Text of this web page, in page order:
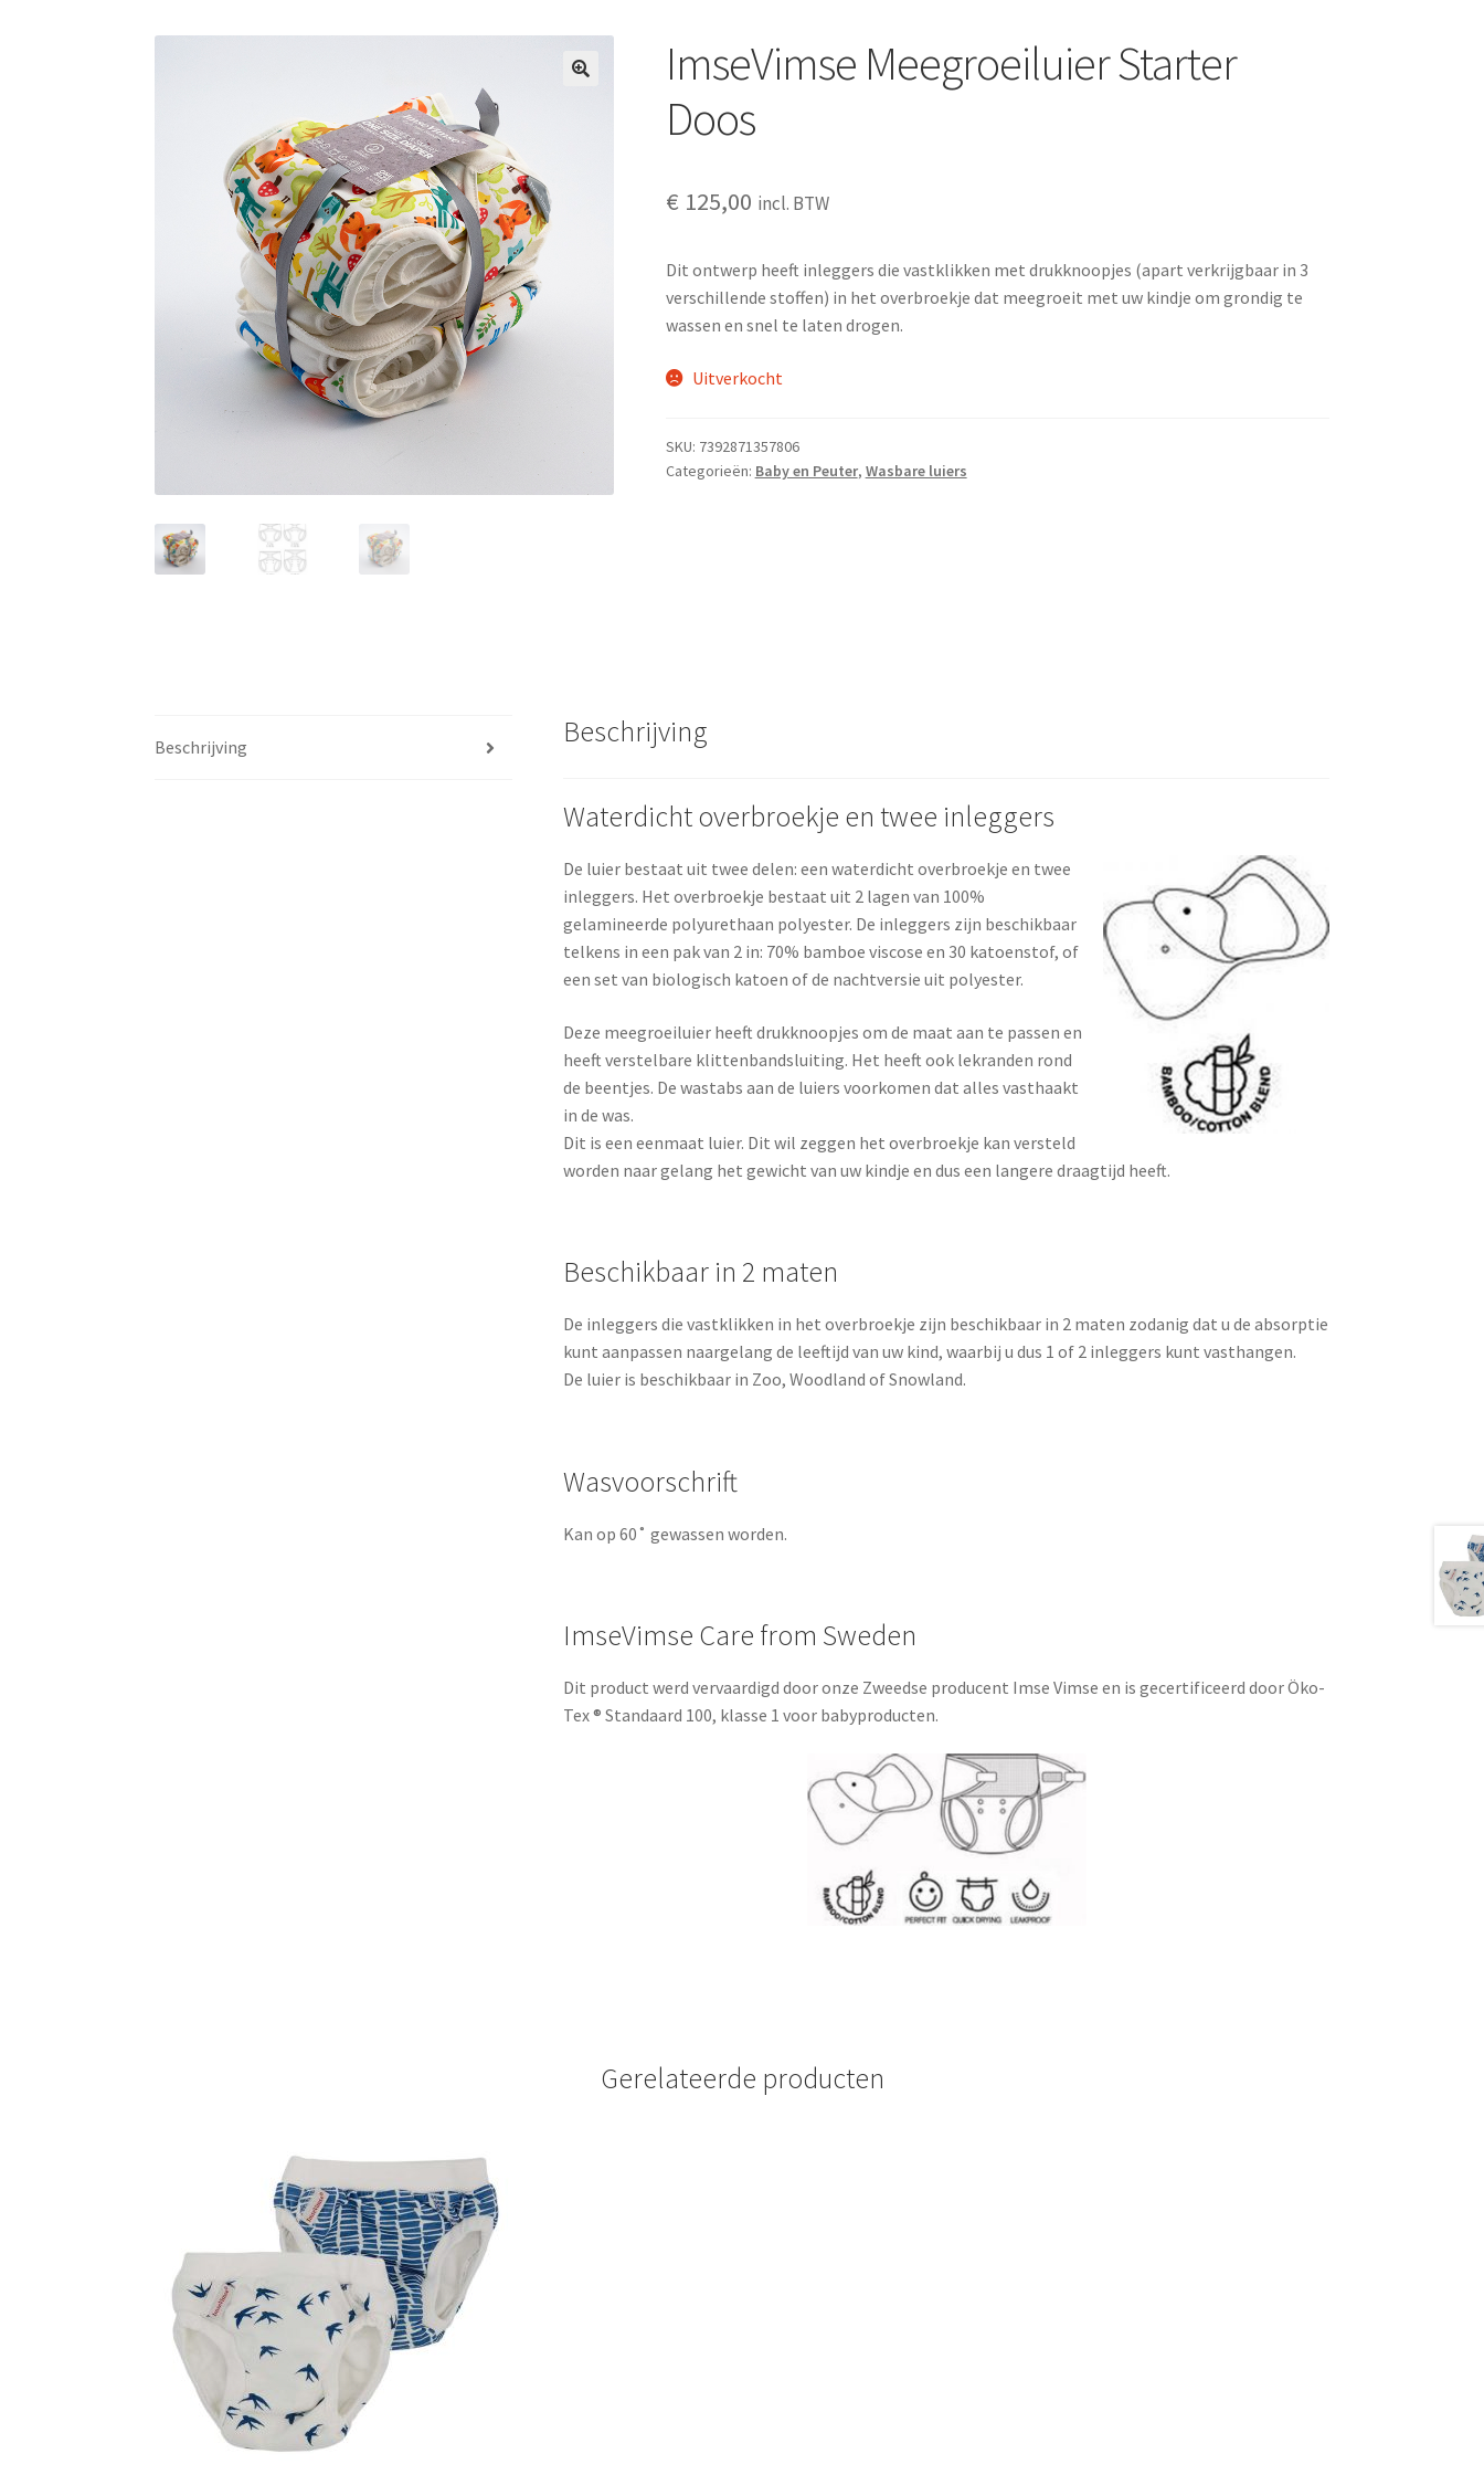
ImseVimse Meegroeiluier Starter
Doos
€ 125,00 incl. BTW
Dit ontwerp heeft inleggers die vastklikken met drukknoopjes (apart verkrijgbaar in 3
verschillende stoffen) in het overbroekje dat meegroeit met uw kindje om grondig te
wassen en snel te laten drogen.
Uitverkocht
SKU: 7392871357806
Categorieën: Baby en Peuter, Wasbare luiers
Beschrijving Beschrijving
Waterdicht overbroekje en twee inleggers
De luier bestaat uit twee delen: een waterdicht overbroekje en twee
inleggers. Het overbroekje bestaat uit 2 lagen van 100%
gelamineerde polyurethaan polyester. De inleggers zijn beschikbaar
telkens in een pak van 2 in: 70% bamboe viscose en 30 katoenstof, of
een set van biologisch katoen of de nachtversie uit polyester.
Deze meegroeiluier heeft drukknoopjes om de maat aan te passen en
heeft verstelbare klittenbandsluiting. Het heeft ook lekranden rond
de beentjes. De wastabs aan de luiers voorkomen dat alles vasthaakt
in de was.
Dit is een eenmaat luier. Dit wil zeggen het overbroekje kan versteld
worden naar gelang het gewicht van uw kindje en dus een langere draagtijd heeft.
Beschikbaar in 2 maten
De inleggers die vastklikken in het overbroekje zijn beschikbaar in 2 maten zodanig dat u de absorptie
kunt aanpassen naargelang de leeftijd van uw kind, waarbij u dus 1 of 2 inleggers kunt vasthangen.
De luier is beschikbaar in Zoo, Woodland of Snowland.
Wasvoorschrift
Kan op 60˚ gewassen worden.
ImseVimse Care from Sweden
Dit product werd vervaardigd door onze Zweedse producent Imse Vimse en is gecertificeerd door Öko-
Tex ® Standaard 100, klasse 1 voor babyproducten.
Gerelateerde producten